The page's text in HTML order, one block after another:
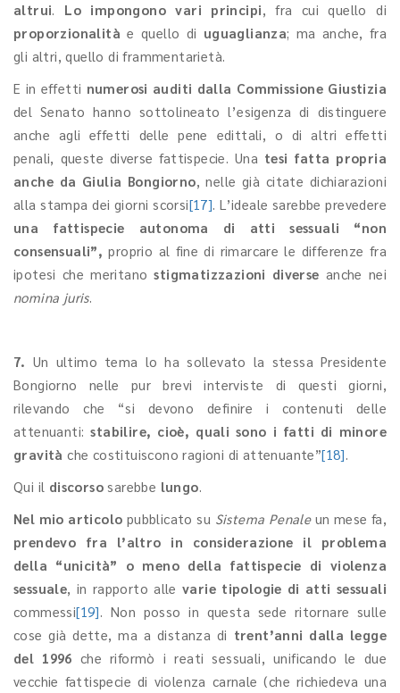
altrui. Lo impongono vari principi, fra cui quello di
proporzionalità e quello di uguaglianza; ma anche, fra
gli altri, quello di frammentarietà.
E in effetti numerosi auditi dalla Commissione Giustizia
del Senato hanno sottolineato l’esigenza di distinguere
anche agli effetti delle pene edittali, o di altri effetti
penali, queste diverse fattispecie. Una tesi fatta propria
anche da Giulia Bongiorno, nelle già citate dichiarazioni
alla stampa dei giorni scorsi[17]. L’ideale sarebbe prevedere
una fattispecie autonoma
di atti sessuali “non
consensuali”, proprio al fine di rimarcare le differenze fra
ipotesi che meritanostigmatizzazioni diverse anche nei
nomina juris.
7. Un ultimo tema lo ha sollevato la stessa Presidente
Bongiorno nelle pur brevi interviste di questi giorni,
rilevando che “si devono definire i contenuti delle
attenuanti:stabilire, cioè, quali sono i fatti di minore
gravitàche costituiscono ragioni di attenuante”[18].
Qui il discorso sarebbe lungo.
Nel mio articolo pubblicato su Sistema Penaleun mese fa,
prendevo fra l’altro in considerazione il problema
della “unicità” o meno della fattispecie di violenza
sessuale, in rapporto alle varie tipologie di atti sessuali
commessi[19]. Non posso in questa sede ritornare sulle
cose già dette, ma a distanza di trent’anni dalla legge
del 1996 che riformò i reati sessuali, unificando le due
vecchie fattispecie di violenza carnale (che richiedeva una